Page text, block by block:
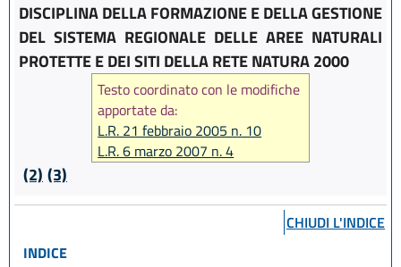
DISCIPLINA DELLA FORMAZIONE E DELLA GESTIONE
DEL SISTEMA REGIONALE DELLE AREE NATURALI
PROTETTE E DEI SITI DELLA RETE NATURA 2000
Testo coordinato con le modifiche
apportate da:
L.R. 21 febbraio 2005 n. 10
L.R. 6 marzo 2007 n. 4
L.R. 18 luglio 2017, n. 16
(2) (3)
CHIUDI L'INDICE
INDICE